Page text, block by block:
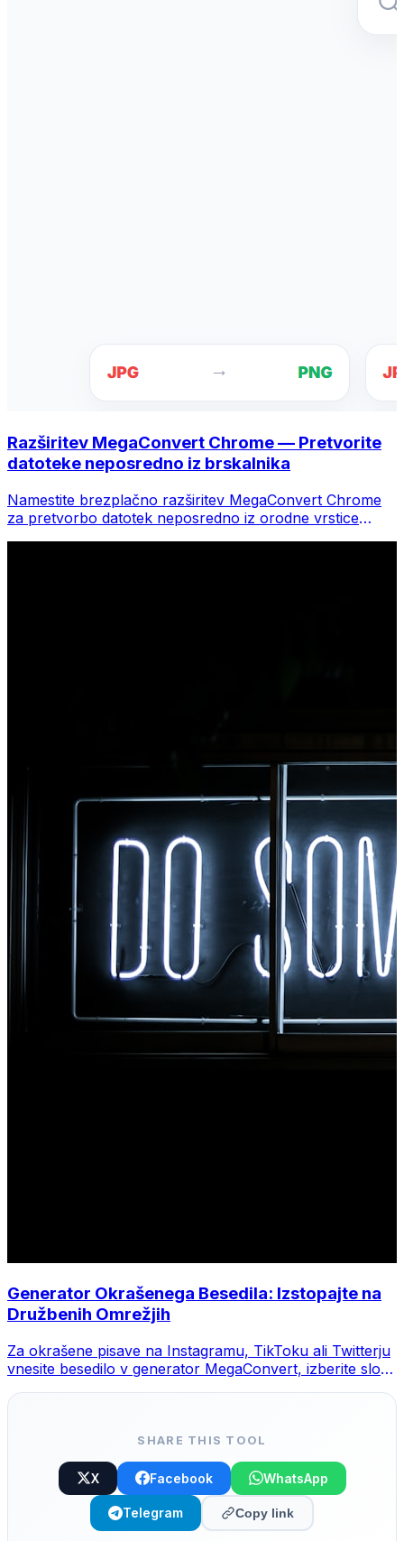
Razširitev MegaConvert Chrome — Pretvorite
datoteke neposredno iz brskalnika
Namestite brezplačno razširitev MegaConvert Chrome
za pretvorbo datotek neposredno iz orodne vrstice
Generator Okrašenega Besedila: Izstopajte na
Družbenih Omrežjih
Za okrašene pisave na Instagramu, TikToku ali Twitterju
vnesite besedilo v generator MegaConvert, izberite slog
SHARE THIS TOOL
X Facebook WhatsApp
Telegram Copy link